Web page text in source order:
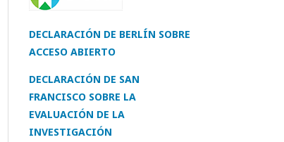
DECLARACIÓN DE BERLÍN SOBRE
ACCESO ABIERTO
DECLARACIÓN DE SAN
FRANCISCO SOBRE LA
EVALUACIÓN DE LA
INVESTIGACIÓN